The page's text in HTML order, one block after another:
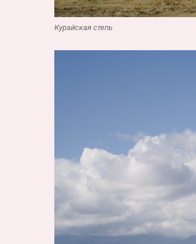
Курайская степь